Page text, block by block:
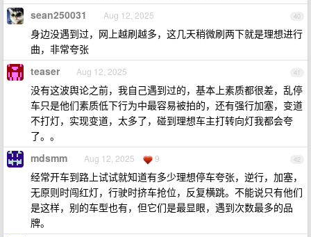
40
sean250031 Aug 12, 2025
身边没遇到过，网上越刷越多，这几天稍微刷两下就是理想进行
曲，非常夸张
41
teaser Aug 12, 2025
没有这波舆论之前，我自己遇到过的，基本上素质都很差，乱停
车只是他们素质低下行为中最容易被拍的，还有强行加塞，变道
不打灯，实现变道，太多了，碰到理想车主打转向灯我都会夸
了。。
42
mdsmm Aug 12, 2025 9
经常开车到路上试试就知道有多少理想停车夸张，逆行，加塞，
无原则时闯红灯，行驶时挤车抢位，反复横跳。不能说只有他们
是这样，别的车型也有，但它们是最显眼，遇到次数最多的品
牌。